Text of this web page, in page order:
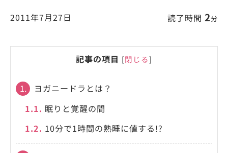
2011年7月27日 読了時間 2分
記事の項目 [閉じる]
1.
ヨガニードラとは？
1.1. 眠りと覚醒の間
1.2. 10分で1時間の熟睡に値する!?